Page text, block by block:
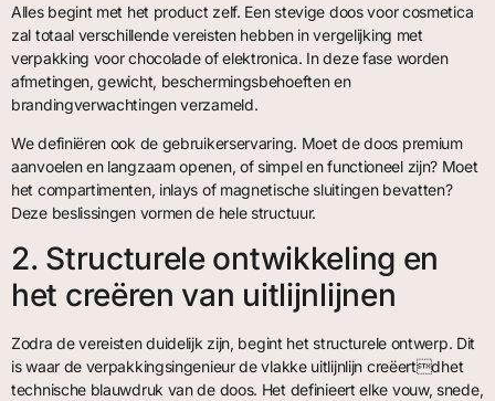
Alles begint met het product zelf. Een stevige doos voor cosmetica
zal totaal verschillende vereisten hebben in vergelijking met
verpakking voor chocolade of elektronica. In deze fase worden
afmetingen, gewicht, beschermingsbehoeften en
brandingverwachtingen verzameld.
We definiëren ook de gebruikerservaring. Moet de doos premium
aanvoelen en langzaam openen, of simpel en functioneel zijn? Moet
het compartimenten, inlays of magnetische sluitingen bevatten?
Deze beslissingen vormen de hele structuur.
2. Structurele ontwikkeling en
het creëren van uitlijnlijnen
Zodra de vereisten duidelijk zijn, begint het structurele ontwerp. Dit
is waar de verpakkingsingenieur de vlakke uitlijnlijn creëertdhet
technische blauwdruk van de doos. Het definieert elke vouw, snede,